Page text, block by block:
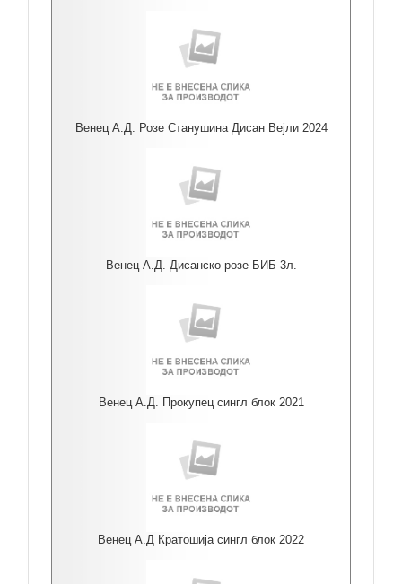
Венец А.Д. Розе Станушина Дисан Вејли 2024
Венец А.Д. Дисанско розе БИБ 3л.
Венец А.Д. Прокупец сингл блок 2021
Венец А.Д Кратошија сингл блок 2022